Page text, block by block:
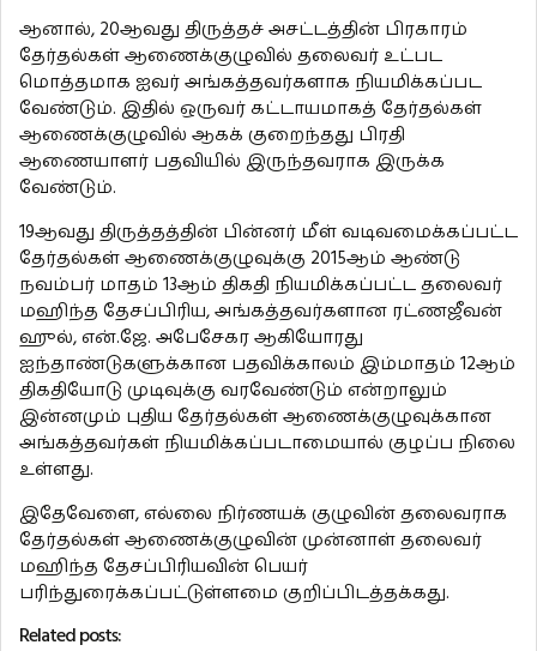
ஆனால், 20ஆவது திருத்தச் அசட்டத்தின் பிரகாரம்
தேர்தல்கள் ஆணைக்குழுவில் தலைவர் உட்பட
மொத்தமாக ஐவர் அங்கத்தவர்களாக நியமிக்கப்பட
வேண்டும். இதில் ஒருவர் கட்டாயமாகத் தேர்தல்கள்
ஆணைக்குழுவில் ஆகக் குறைந்தது பிரதி
ஆணையாளர் பதவியில் இருந்தவராக இருக்க
வேண்டும்.
19ஆவது திருத்தத்தின் பின்னர் மீள் வடிவமைக்கப்பட்ட
தேர்தல்கள் ஆணைக்குழுவுக்கு 2015ஆம் ஆண்டு
நவம்பர் மாதம் 13ஆம் திகதி நியமிக்கப்பட்ட தலைவர்
மஹிந்த தேசப்பிரிய, அங்கத்தவர்களான ரட்ணஜீவன்
ஹுல், என்.ஜே. அபேசேகர ஆகியோரது
ஐந்தாண்டுகளுக்கான பதவிக்காலம் இம்மாதம் 12ஆம்
திகதியோடு முடிவுக்கு வரவேண்டும் என்றாலும்
இன்னமும் புதிய தேர்தல்கள் ஆணைக்குழுவுக்கான
அங்கத்தவர்கள் நியமிக்கப்படாமையால் குழப்ப நிலை
உள்ளது.
இதேவேளை, எல்லை நிர்ணயக் குழுவின் தலைவராக
தேர்தல்கள் ஆணைக்குழுவின் முன்னாள் தலைவர்
மஹிந்த தேசப்பிரியவின் பெயர்
பரிந்துரைக்கப்பட்டுள்ளமை குறிப்பிடத்தக்கது.
Related posts: